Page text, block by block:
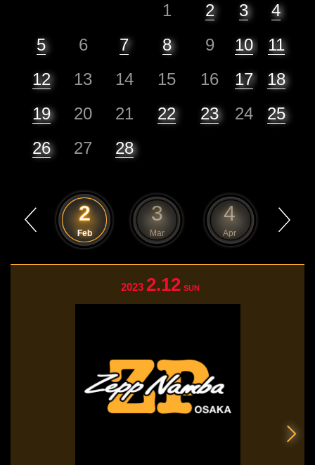
1
2 3
4
5
6 7 8 9 10
11
12
13 14 15 16 17
18
19
20 21 22 23 24
25
26
27 28
2
Feb
3
Mar
4
Apr
2023 2.12 SUN